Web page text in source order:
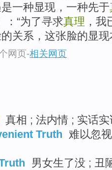
一种显现，一种先于
：“为了寻求真理 ，
关系，这张脸的显
网页-相关网页
真相 ; 法内情 ; 实话
Truth
难以忽
男女生了没 ; 丑